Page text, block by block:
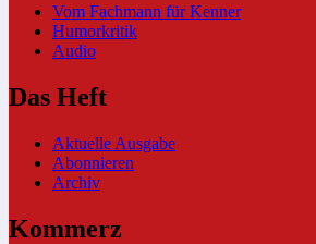
Vom Fachmann für Kenner
Humorkritik
Audio
Das Heft
Aktuelle Ausgabe
Abonnieren
Archiv
Kommerz